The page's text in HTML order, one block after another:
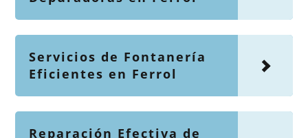
Servicios de Fontanería
Eficientes en Ferrol
Reparación Efectiva de